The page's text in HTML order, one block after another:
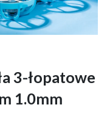
3-łopatowe
1.0mm